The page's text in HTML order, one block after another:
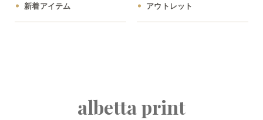
新着アイテム アウトレット
albetta print